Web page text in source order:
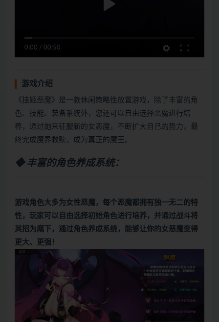
0:00 / 00:50
游戏介绍
《挂姬恶魔》是一款休闲策略性放置游戏，除了丰富的角
色、技能、装备系统外，您还可以自由选择恶魔进行培
养，通过她来征服新的女恶魔，不断扩大自己的势力，最
终完成魔界救赎，成为真正的魔王。
◆ 丰富的角色养成系统：
游戏角色大多为女性恶魔，每个恶魔都拥有独一无二的特
性，玩家可以自由选择初始角色进行培养，并通过战斗将
其招为麾下，通过角色养成系统，能够让你的女恶魔变得
更大、更强！